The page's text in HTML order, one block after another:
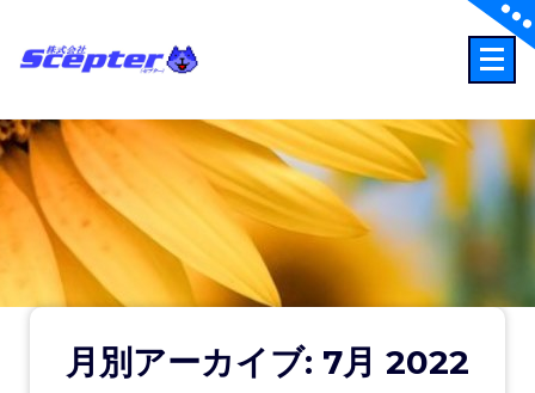
ツ
へ
ス
キ
月別アーカイブ: 7月 2022